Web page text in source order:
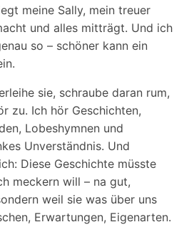
meine Sally, mein treuer
und alles mitträgt. Und ich
so – schöner kann ein
sie, schraube daran rum,
zu. Ich hör Geschichten,
Lobeshymnen und
Unverständnis. Und
Diese Geschichte müsste
meckern will – na gut,
weil sie was über uns
Erwartungen, Eigenarten.